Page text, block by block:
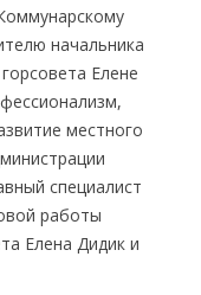
начальника
Елене
местного
специалист
работы
Елена Дидик и